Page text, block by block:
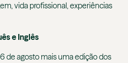
vida profissional, experiências
e Inglês
de agosto mais uma edição dos